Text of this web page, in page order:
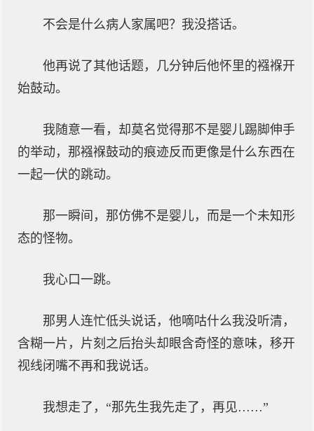
不会是什么病人家属吧？我没搭话。
他再说了其他话题，几分钟后他怀里的襁褓开
始鼓动。
我随意一看，却莫名觉得那不是婴儿踢脚伸手
的举动，那襁褓鼓动的痕迹反而更像是什么东西在
一起一伏的跳动。
那一瞬间，那仿佛不是婴儿，而是一个未知形
态的怪物。
我心口一跳。
那男人连忙低头说话，他嘀咕什么我没听清，
含糊一片，片刻之后抬头却眼含奇怪的意味，移开
视线闭嘴不再和我说话。
我想走了，“那先生我先走了，再见……”